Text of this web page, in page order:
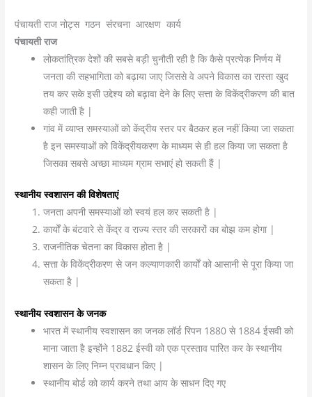
पंचायती राज नोट्स गठन संरचना आरक्षण कार्य
पंचायती राज
लोकतांत्रिक देशों की सबसे बड़ी चुनौती रही है कि कैसे प्रत्येक निर्णय में
जनता की सहभागिता को बढ़ाया जाए जिससे वे अपने विकास का रास्ता खुद
तय कर सके इसी उद्देश्य को बढ़ावा देने के लिए सत्ता के विकेंद्रीकरण की बात
कही जाती है |
गांव में व्याप्त समस्याओं को केंद्रीय स्तर पर बैठकर हल नहीं किया जा सकता
है इन समस्याओं को विकेंद्रीयकरण के माध्यम से ही हल किया जा सकता है
जिसका सबसे अच्छा माध्यम ग्राम सभाएं हो सकती हैं |
स्थानीय स्वशासन की विशेषताएं
जनता अपनी समस्याओं को स्वयं हल कर सकती है |
कार्यों के बंटवारे से केंद्र व राज्य स्तर की सरकारों का बोझ कम होगा |
राजनीतिक चेतना का विकास होता है |
सत्ता के विकेंद्रीकरण से जन कल्याणकारी कार्यों को आसानी से पूरा किया जा
सकता है |
स्थानीय स्वशासन के जनक
भारत में स्थानीय स्वशासन का जनक लॉर्ड रिपन 1880 से 1884 ईसवी को
माना जाता है इन्होंने 1882 ईस्वी को एक प्रस्ताव पारित कर के स्थानीय
शासन के लिए निम्न प्रावधान किए |
स्थानीय बोर्ड को कार्य करने तथा आय के साधन दिए गए